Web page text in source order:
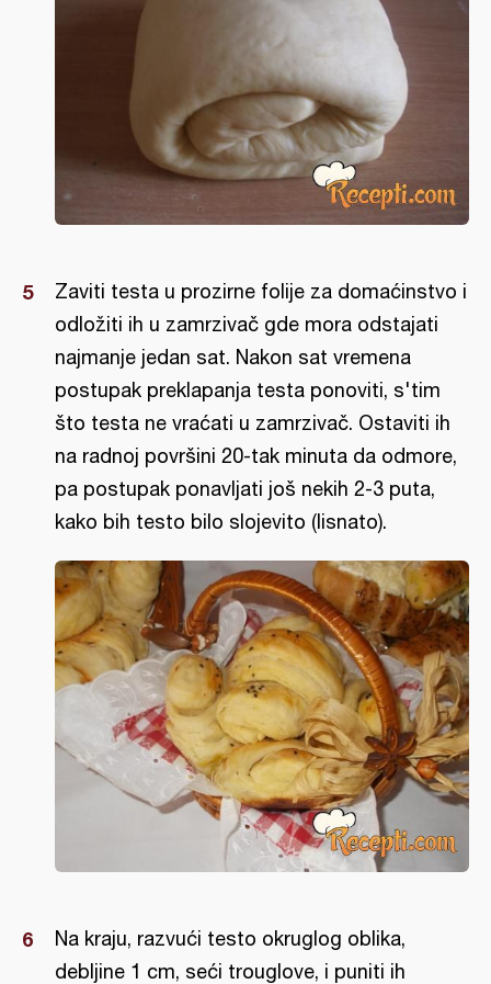
Zaviti testa u prozirne folije za domaćinstvo i
odložiti ih u zamrzivač gde mora odstajati
najmanje jedan sat. Nakon sat vremena
postupak preklapanja testa ponoviti, s'tim
što testa ne vraćati u zamrzivač. Ostaviti ih
na radnoj površini 20-tak minuta da odmore,
pa postupak ponavljati još nekih 2-3 puta,
kako bih testo bilo slojevito (lisnato).
Na kraju, razvući testo okruglog oblika,
debljine 1 cm, seći trouglove, i puniti ih